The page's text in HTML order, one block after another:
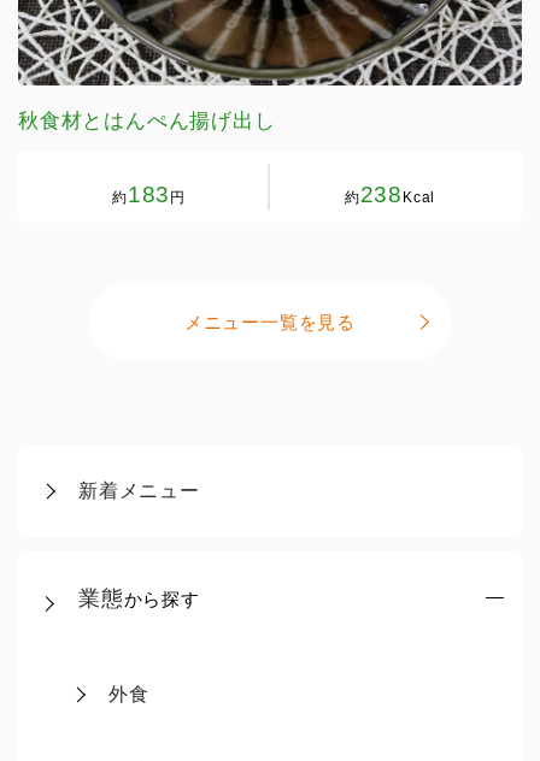
新着メニュー
業態から探す
外食
秋食材とはんぺん揚げ出し
約183 円 約238 Kcal
メニュー一覧を見る